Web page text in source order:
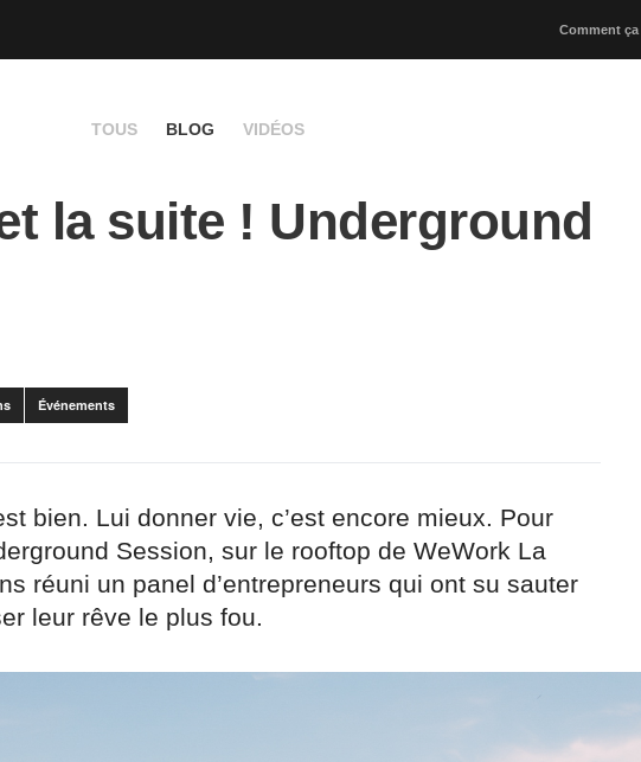
Comment
TOUS BLOG VIDÉOS
la suite ! Underground
Événements
bien. Lui donner vie, c’est encore mieux. Pour
Session, sur le rooftop de WeWork La
réuni un panel d’entrepreneurs qui ont su sauter
leur rêve le plus fou.